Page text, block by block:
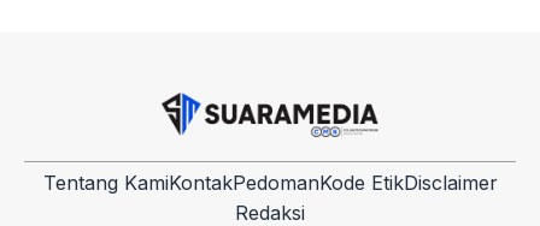
Tentang KamiKontakPedomanKode EtikDisclaimer
Redaksi